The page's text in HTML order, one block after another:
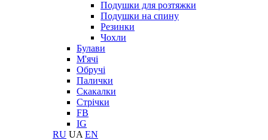
Подушки для розтяжки
Подушки на спину
Резинки
Чохли
Булави
М'ячі
Обручі
Палички
Скакалки
Стрічки
FB
IG
RU UA EN